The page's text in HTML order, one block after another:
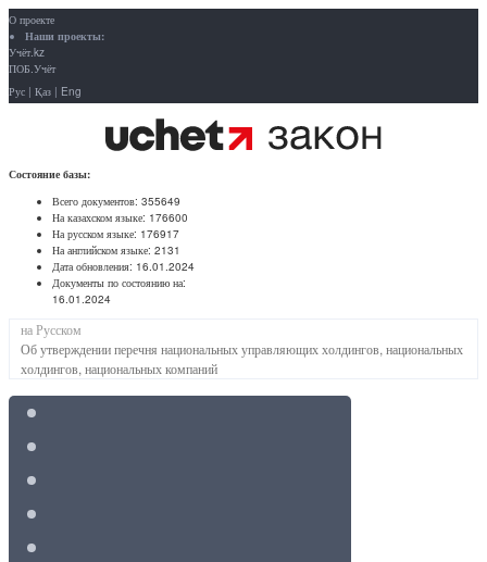
О проекте
Наши проекты:
Учёт.kz
ПОБ.Учёт
Рус | Қаз | Eng
Состояние базы:
Всего документов: 355649
На казахском языке: 176600
На русском языке: 176917
На английском языке: 2131
Дата обновления: 16.01.2024
Документы по состоянию на:
16.01.2024
на Русском
Об утверждении перечня национальных управляющих холдингов, национальных
холдингов, национальных компаний